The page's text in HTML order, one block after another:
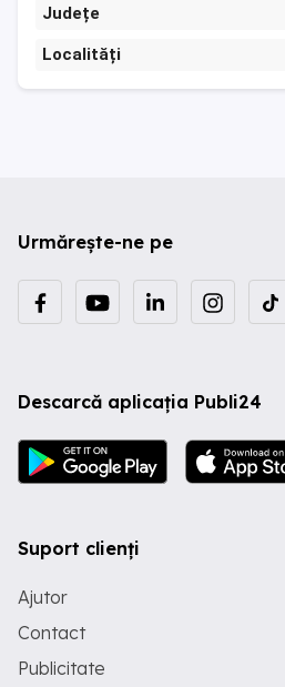
Județe
Localități
Urmărește-ne pe
Descarcă aplicația Publi24
Suport clienți
Ajutor
Contact
Publicitate